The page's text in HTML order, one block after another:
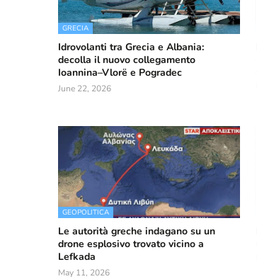
GRECIA
Idrovolanti tra Grecia e Albania:
decolla il nuovo collegamento
Ioannina–Vlorë e Pogradec
June 22, 2026
GEOPOLITICA
Le autorità greche indagano su un
drone esplosivo trovato vicino a
Lefkada
May 11, 2026